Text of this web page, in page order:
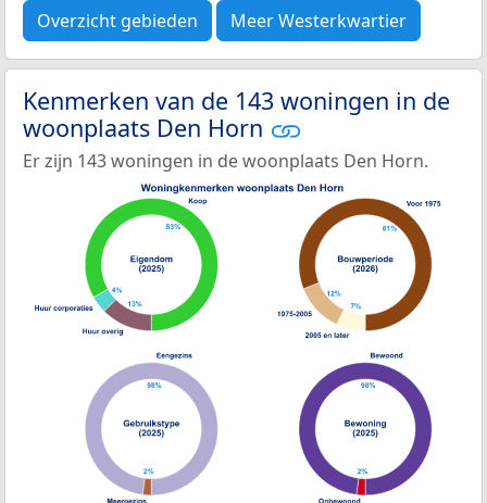
Overzicht gebieden Meer Westerkwartier
Kenmerken van de 143 woningen in de
woonplaats Den Horn
Er zijn 143 woningen in de woonplaats Den Horn.